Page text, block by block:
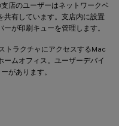
店のユーザーはネットワークベ
共有しています。支店内に設置
が印刷キューを管理します。
トラクチャにアクセスするMac
ームオフィス。ユーザーデバイ
があります。